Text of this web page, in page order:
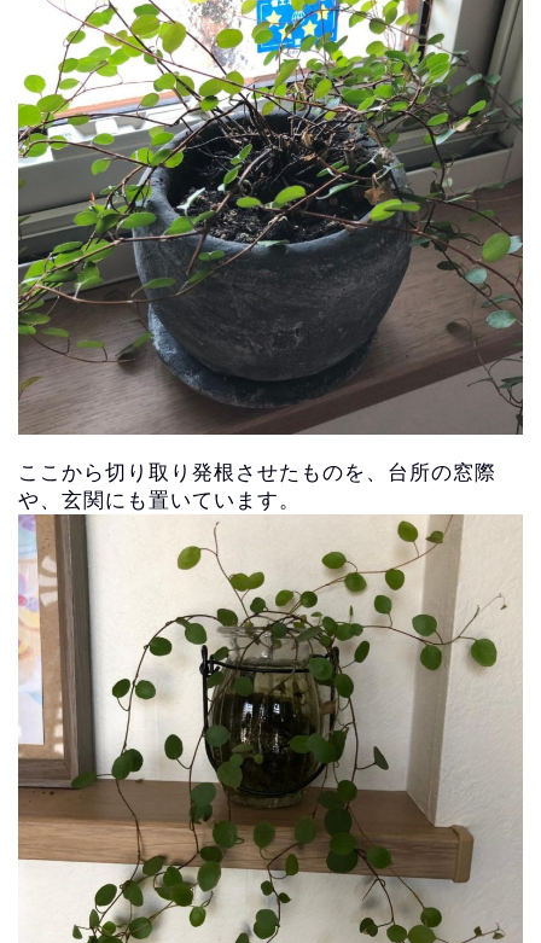
ここから切り取り発根させたものを、台所の窓際
や、玄関にも置いています。